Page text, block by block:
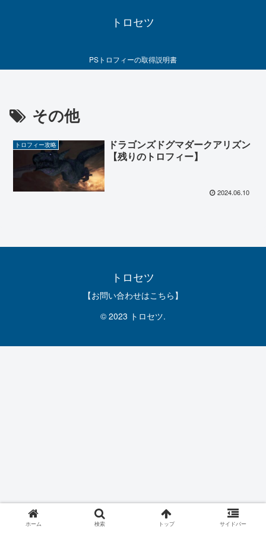
トロセツ
PSトロフィーの取得説明書
その他
トロフィー攻略
ドラゴンズドグマダークアリズン
【残りのトロフィー】
2024.06.10
トロセツ
【お問い合わせはこちら】
© 2023 トロセツ.
ホーム 検索 トップ サイドバー